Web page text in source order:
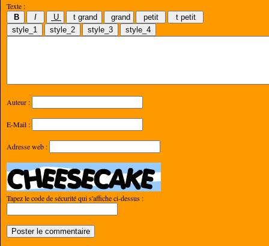
Texte :
Auteur :
E-Mail :
Adresse web :
Tapez le code de sécurité qui s'affiche ci-dessus :